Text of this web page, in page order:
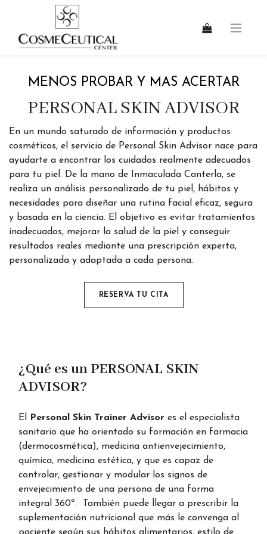
MENOS PROBAR Y MAS ACERTAR
PERSONAL SKIN ADVISOR
En un mundo saturado de información y productos
cosméticos, el servicio de Personal Skin Advisor nace para
ayudarte a encontrar los cuidados realmente adecuados
para tu piel. De la mano de Inmaculada Canterla, se
realiza un análisis personalizado de tu piel, hábitos y
necesidades para diseñar una rutina facial eficaz, segura
y basada en la ciencia. El objetivo es evitar tratamientos
inadecuados, mejorar la salud de la piel y conseguir
resultados reales mediante una prescripción experta,
personalizada y adaptada a cada persona.
RESERVA TU CITA
¿Qué es un PERSONAL SKIN
ADVISOR?
El Personal Skin Trainer Advisor es el especialista
sanitario que ha orientado su formación en farmacia
(dermocosmética), medicina antienvejecimiento,
química, medicina estética, y que es capaz de
controlar, gestionar y modular los signos de
envejecimiento de una persona de una forma
integral 360º. También puede llegar a prescribir la
suplementación nutricional que más le convenga al